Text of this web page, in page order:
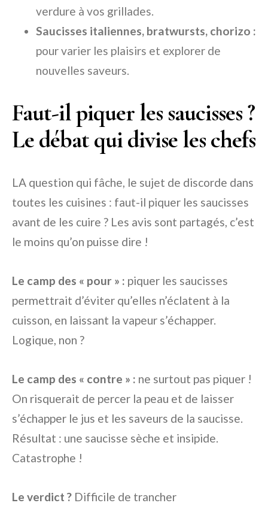
verdure à vos grillades.
Saucisses italiennes, bratwursts, chorizo :
pour varier les plaisirs et explorer de
nouvelles saveurs.
Faut-il piquer les saucisses ?
Le débat qui divise les chefs
LA question qui fâche, le sujet de discorde dans
toutes les cuisines : faut-il piquer les saucisses
avant de les cuire ? Les avis sont partagés, c’est
le moins qu’on puisse dire !
Le camp des « pour » : piquer les saucisses
permettrait d’éviter qu’elles n’éclatent à la
cuisson, en laissant la vapeur s’échapper.
Logique, non ?
Le camp des « contre » : ne surtout pas piquer !
On risquerait de percer la peau et de laisser
s’échapper le jus et les saveurs de la saucisse.
Résultat : une saucisse sèche et insipide.
Catastrophe !
Le verdict ? Difficile de trancher